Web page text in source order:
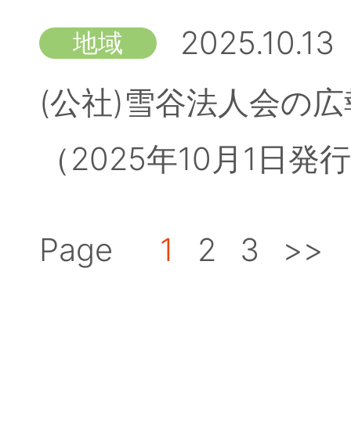
地域
2025.10.13
(公社)雪谷法人会の
（2025年10月1日発
Page 1 2 3 >>